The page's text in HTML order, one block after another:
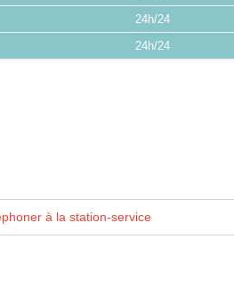
24h/24
24h/24
à la station-service